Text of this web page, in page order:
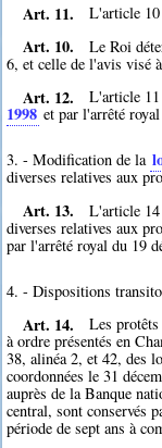
Art. 11. L'article
Art. 10.
Le Roi
6, et celle de l'avis visé
Art. 12. L'article
1998 et par l'arrêté
3. - Modification de la
diverses relatives aux
Art. 13. L'article
diverses relatives aux
par l'arrêté royal du 19
4. - Dispositions
Art. 14.
Les
à ordre présentés en
38, alinéa 2, et 42, des
coordonnées le 31
auprès de la Banque
central, sont conservés
période de sept ans à